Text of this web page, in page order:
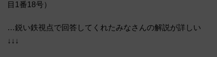
目1番18号）
…鋭い鉄視点で回答してくれたみなさんの解説が詳しい
↓↓↓